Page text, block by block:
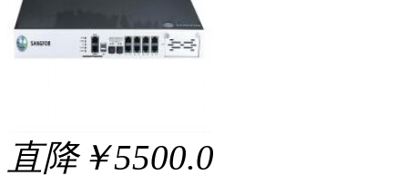
直降￥5500.0